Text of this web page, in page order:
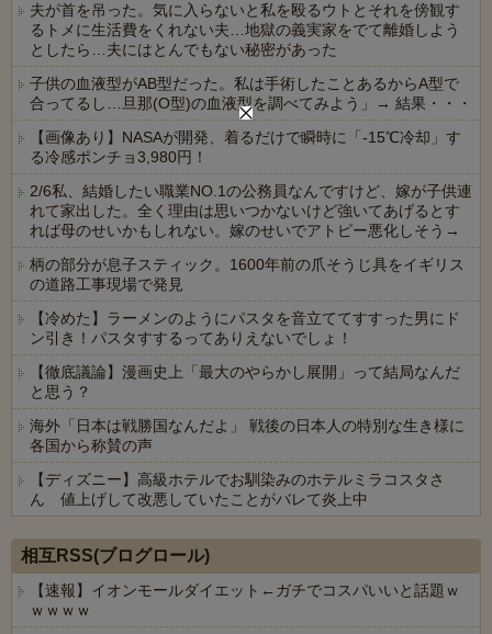
夫が首を吊った。気に入らないと私を殴るウトとそれを傍観す
るトメに生活費をくれない夫…地獄の義実家をでて離婚しよう
としたら…夫にはとんでもない秘密があった
子供の血液型がAB型だった。私は手術したことあるからA型で
合ってるし…旦那(O型)の血液型を調べてみよう」→ 結果・・・
【画像あり】NASAが開発、着るだけで瞬時に「-15℃冷却」す
る冷感ポンチョ3,980円！
2/6私、結婚したい職業NO.1の公務員なんですけど、嫁が子供連
れて家出した。全く理由は思いつかないけど強いてあげるとす
れば母のせいかもしれない。嫁のせいでアトピー悪化しそう→
柄の部分が息子スティック。1600年前の爪そうじ具をイギリス
の道路工事現場で発見
【冷めた】ラーメンのようにパスタを音立ててすすった男にド
ン引き！パスタすするってありえないでしょ！
【徹底議論】漫画史上「最大のやらかし展開」って結局なんだ
と思う？
海外「日本は戦勝国なんだよ」 戦後の日本人の特別な生き様に
各国から称賛の声
【ディズニー】高級ホテルでお馴染みのホテルミラコスタさ
ん 値上げして改悪していたことがバレて炎上中
相互RSS(ブログロール)
【速報】イオンモールダイエット←ガチでコスパいいと話題ｗ
ｗｗｗｗ